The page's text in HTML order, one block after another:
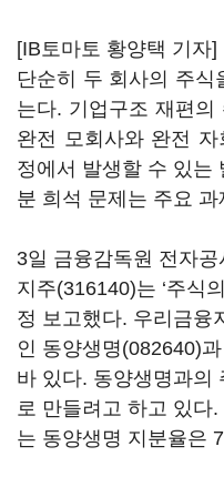
[IB토마토 황양택 기자
단순히 두 회사의 주
는다. 기업구조 재편의
완전 모회사와 완전
정에서 발생할 수 있는
분 희석 문제는 주요
3일 금융감독원 전자
지주(316140)는 ‘주식
정 보고했다. 우리금융
인 동양생명(082640)
바 있다. 동양생명과의
로 만들려고 하고 있다
는 동양생명 지분율은